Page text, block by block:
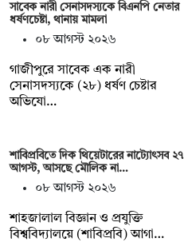
সাবেক নারী সেনাসদস্যকে বিএনপি নেতার
ধর্ষণচেষ্টা, থানায় মামলা
০৮ আগস্ট ২০২৬
গাজীপুরে সাবেক এক নারী
সেনাসদস্যকে (২৮) ধর্ষণ চেষ্টার
অভিযো…
শাবিপ্রবিতে দিক থিয়েটারের নাট্যোৎসব ২৭
আগস্ট, আসছে মৌলিক না…
০৮ আগস্ট ২০২৬
শাহজালাল বিজ্ঞান ও প্রযুক্তি
বিশ্ববিদ্যালয়ে (শাবিপ্রবি) আগা…